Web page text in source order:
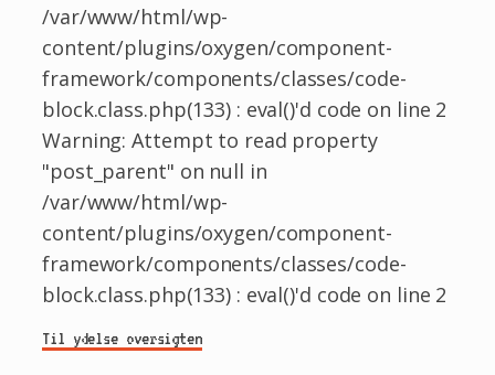
/var/www/html/wp-
content/plugins/oxygen/component-
framework/components/classes/code-
block.class.php(133) : eval()'d code on line 2
Warning: Attempt to read property
"post_parent" on null in
/var/www/html/wp-
content/plugins/oxygen/component-
framework/components/classes/code-
block.class.php(133) : eval()'d code on line 2
Til ydelse oversigten